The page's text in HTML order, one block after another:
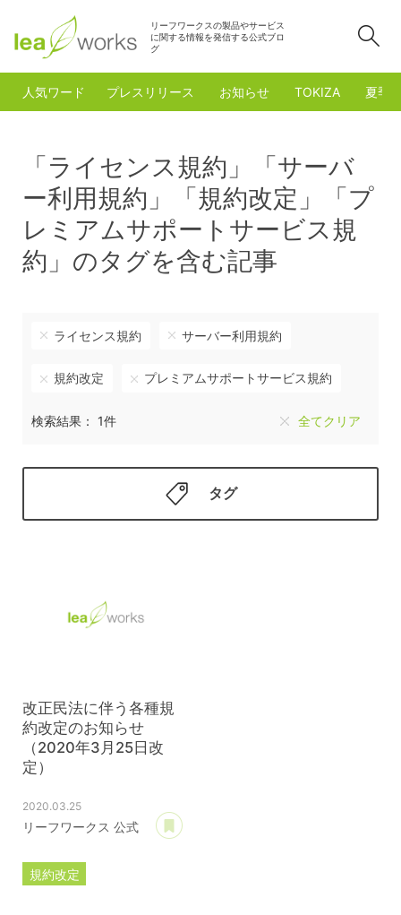
リーフワークスの製品やサービス
に関する情報を発信する公式ブロ
グ
人気ワード プレスリリース お知らせ TOKIZA 夏季
「ライセンス規約」「サーバ
ー利用規約」「規約改定」「プ
レミアムサポートサービス規
約」のタグを含む記事
ライセンス規約 サーバー利用規約
規約改定 プレミアムサポートサービス規約
検索結果： 1件 全てクリア
タグ
改正民法に伴う各種規
約改定のお知らせ
（2020年3月25日改
定）
2020.03.25
リーフワークス 公式
規約改定